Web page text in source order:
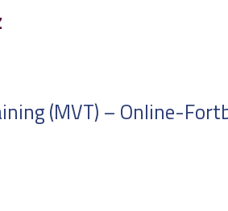
(MVT) – Online-